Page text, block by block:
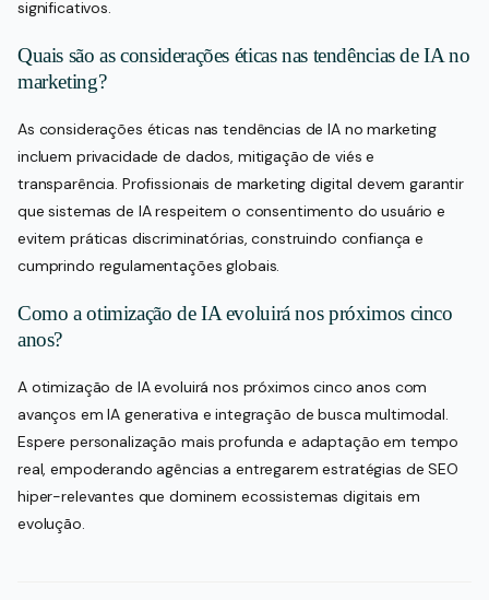
significativos.
Quais são as considerações éticas nas tendências de IA no
marketing?
As considerações éticas nas tendências de IA no marketing
incluem privacidade de dados, mitigação de viés e
transparência. Profissionais de marketing digital devem garantir
que sistemas de IA respeitem o consentimento do usuário e
evitem práticas discriminatórias, construindo confiança e
cumprindo regulamentações globais.
Como a otimização de IA evoluirá nos próximos cinco
anos?
A otimização de IA evoluirá nos próximos cinco anos com
avanços em IA generativa e integração de busca multimodal.
Espere personalização mais profunda e adaptação em tempo
real, empoderando agências a entregarem estratégias de SEO
hiper-relevantes que dominem ecossistemas digitais em
evolução.